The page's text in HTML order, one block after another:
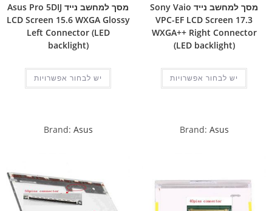
מסך למחשב נייד Sony Vaio
VPC-EF LCD Screen 17.3
WXGA++ Right Connector
(LED backlight)
יש לבחור אפשרויות
מסך למחשב נייד Asus Pro 5DIJ
LCD Screen 15.6 WXGA Glossy
Left Connector (LED
backlight)
יש לבחור אפשרויות
Brand: Asus
Brand: Asus